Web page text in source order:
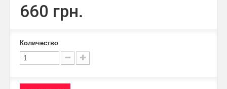
660 грн.
Количество